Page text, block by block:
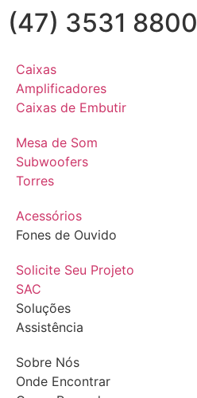
(47) 3531 8800
Caixas
Amplificadores
Caixas de Embutir
Mesa de Som
Subwoofers
Torres
Acessórios
Fones de Ouvido
Solicite Seu Projeto
SAC
Soluções
Assistência
Sobre Nós
Onde Encontrar